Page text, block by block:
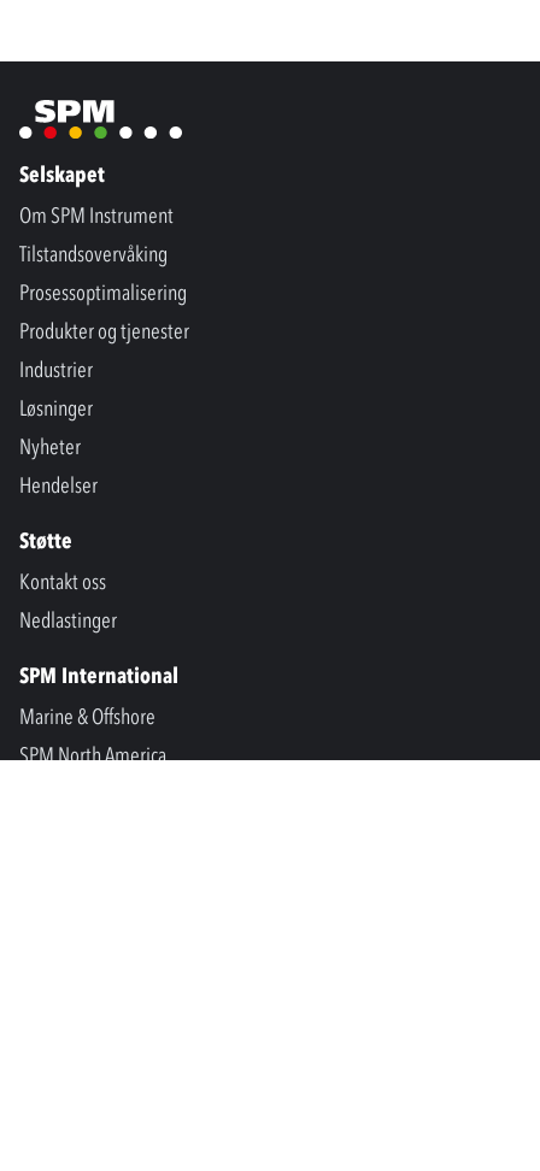
Selskapet
Om SPM Instrument
Tilstandsovervåking
Prosessoptimalisering
Produkter og tjenester
Industrier
Løsninger
Nyheter
Hendelser
Støtte
Kontakt oss
Nedlastinger
SPM International
Marine & Offshore
SPM North America